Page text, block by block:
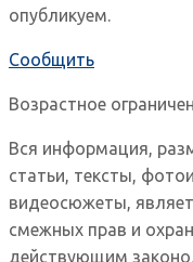
опубликуем.
Сообщить
Возрастное
Вся информация,
статьи, тексты,
видеосюжеты,
смежных прав и
действующим